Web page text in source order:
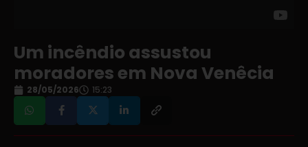
Um incêndio assustou
moradores em Nova Venêcia
28/05/2026 15:23